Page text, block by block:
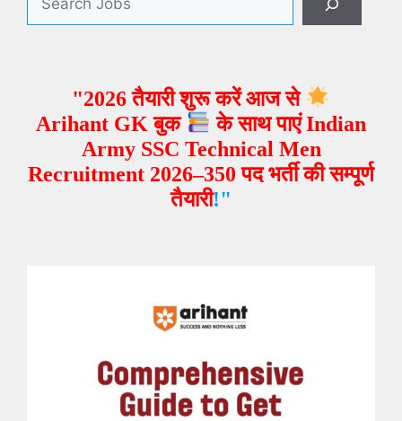
"2026 तैयारी शुरू करें आज से
Arihant GK बुक
के साथ पाएं Indian
Army SSC Technical Men
Recruitment 2026–350 पद भर्तीकी सम्पूर्ण
तैयारी!"